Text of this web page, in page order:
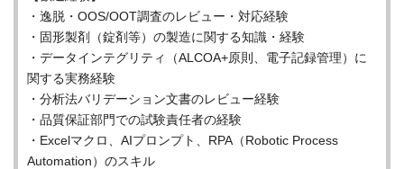
・逸脱・OOS/OOT調査のレビュー・対応経験
・固形製剤（錠剤等）の製造に関する知識・経験
・データインテグリティ（ALCOA+原則、電子記録管理）に
関する実務経験
・分析法バリデーション文書のレビュー経験
・品質保証部門での試験責任者の経験
・Excelマクロ、AIプロンプト、RPA（Robotic Process
Automation）のスキル